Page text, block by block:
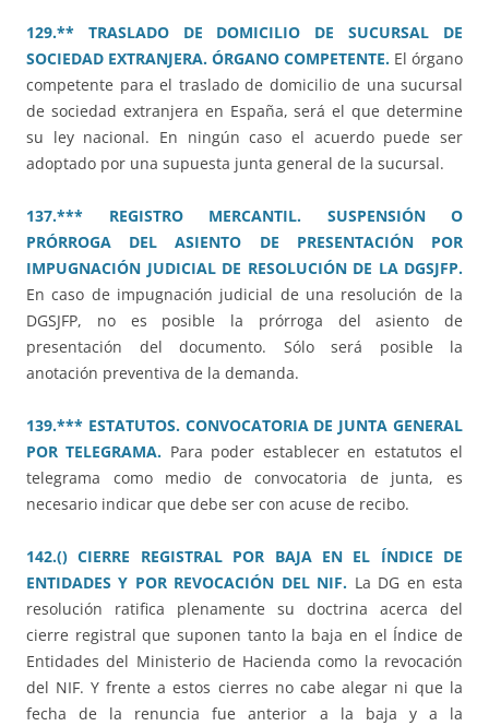
129.** TRASLADO DE DOMICILIO DE SUCURSAL DE
SOCIEDAD EXTRANJERA. ÓRGANO COMPETENTE. El órgano
competente para el traslado de domicilio de una sucursal
de sociedad extranjera en España, será el que determine
su ley nacional. En ningún caso el acuerdo puede ser
adoptado por una supuesta junta general de la sucursal.
137.*** REGISTRO MERCANTIL. SUSPENSIÓN O
PRÓRROGA DEL ASIENTO DE PRESENTACIÓN POR
IMPUGNACIÓN JUDICIAL DE RESOLUCIÓN DE LA DGSJFP.
En caso de impugnación judicial de una resolución de la
DGSJFP, no es posible la prórroga del asiento de
presentación del documento. Sólo será posible la
anotación preventiva de la demanda.
139.*** ESTATUTOS. CONVOCATORIA DE JUNTA GENERAL
POR TELEGRAMA. Para poder establecer en estatutos el
telegrama como medio de convocatoria de junta, es
necesario indicar que debe ser con acuse de recibo.
142.() CIERRE REGISTRAL POR BAJA EN EL ÍNDICE DE
ENTIDADES Y POR REVOCACIÓN DEL NIF. La DG en esta
resolución ratifica plenamente su doctrina acerca del
cierre registral que suponen tanto la baja en el Índice de
Entidades del Ministerio de Hacienda como la revocación
del NIF. Y frente a estos cierres no cabe alegar ni que la
fecha de la renuncia fue anterior a la baja y a la